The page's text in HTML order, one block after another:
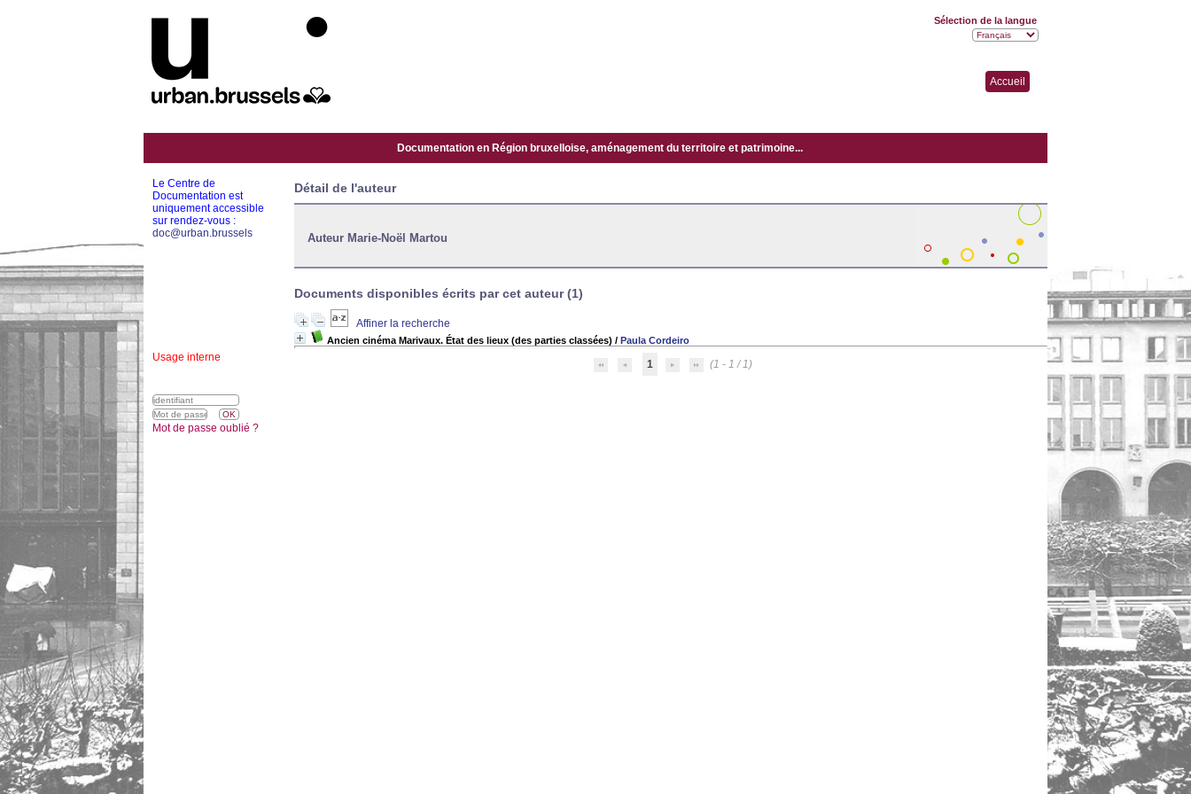
Accueil
Documentation en Région bruxelloise, aménagement du territoire et patrimoine...
Détail de l'auteur
Auteur Marie-Noël Martou
Documents disponibles écrits par cet auteur (1)
Affiner la recherche
Ancien cinéma Marivaux. État des lieux (des parties classées) / Paula Cordeiro
1 (1 - 1 / 1)
Le Centre de
Documentation est
uniquement accessible
sur rendez-vous :
doc@urban.brussels
Usage interne
Sélection de la langue
Mot de passe oublié ?